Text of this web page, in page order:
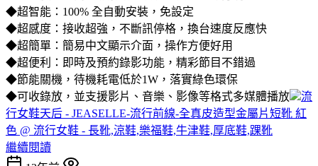
◆超智能：100% 全自動安裝，免設定
◆超感度：接收超強，不斷訊停格，換台速度反應快
◆超簡單：簡易中文顯示介面，操作方便好用
◆超便利：即時及預約錄影功能，精彩節目不錯過
◆節能關機，待機耗電低於1W，落實綠色環保
◆可收錄放，並支援影片、音樂、影像等格式多媒體播放
流
行女鞋天后 - JEASELLE-流行前線-全真皮造型金屬片短靴 紅
色 @ 流行女鞋 - 長靴,涼鞋,樂福鞋,牛津鞋,厚底鞋,踝靴
繼續閱讀